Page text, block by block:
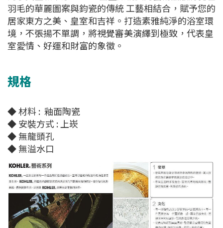
羽毛的華麗圖案與鈞瓷的傳統 工藝相結合，賦予您的
居家東方之美、皇室和吉祥。打造素雅純淨的浴室環
境，不張揚不單調，將視覺審美演繹到極致，代表皇
室愛情、好運和財富的象徵。
規格
◆ 材料 : 釉面陶瓷
◆ 安裝方式 : 上崁
◆ 無龍頭孔
◆ 無溢水口